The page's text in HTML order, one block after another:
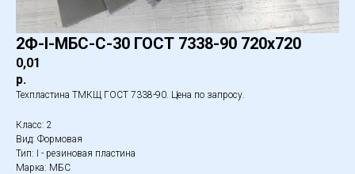
2Ф-I-МБС-С-30 ГОСТ 7338-90 720х720
0,01
р.
Техпластина ТМКЩ ГОСТ 7338-90. Цена по запросу.
Класс: 2
Вид: Формовая
Тип: I - резиновая пластина
Марка: МБС